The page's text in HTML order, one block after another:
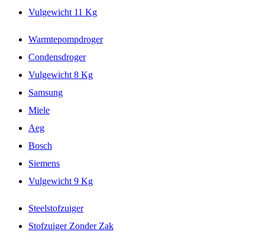
Vulgewicht 11 Kg
Warmtepompdroger
Condensdroger
Vulgewicht 8 Kg
Samsung
Miele
Aeg
Bosch
Siemens
Vulgewicht 9 Kg
Steelstofzuiger
Stofzuiger Zonder Zak